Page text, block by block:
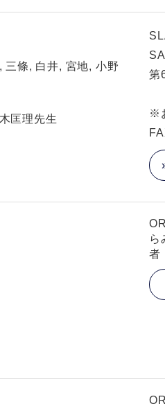
三條, 白井, 宮地, 小野
匡理先生
第
※
ら
者